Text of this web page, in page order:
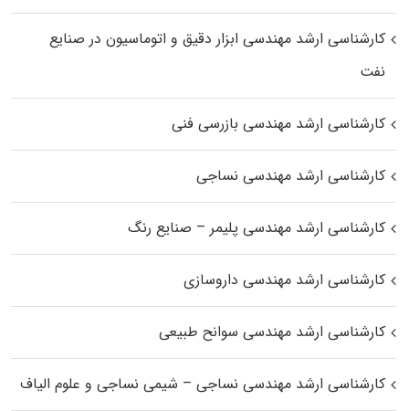
کارشناسی ارشد مهندسی ابزار دقیق و اتوماسیون در صنایع
نفت
کارشناسی ارشد مهندسی بازرسی فنی
کارشناسی ارشد مهندسی نساجی
کارشناسی ارشد مهندسی پلیمر – صنایع رنگ
کارشناسی ارشد مهندسی داروسازی
کارشناسی ارشد مهندسی سوانح طبیعی
کارشناسی ارشد مهندسی نساجی – شیمی نساجی و علوم الیاف